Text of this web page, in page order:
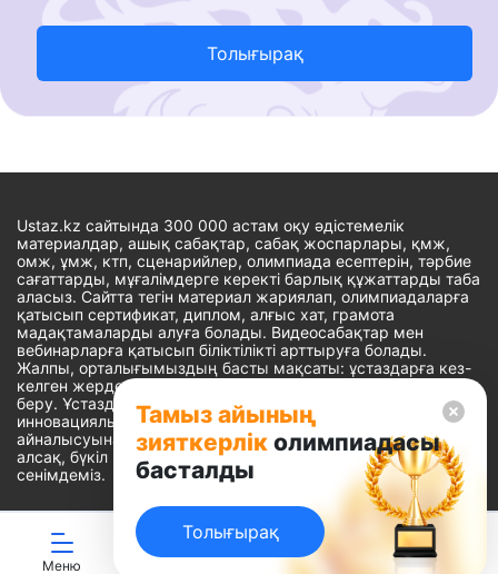
Тамыз айының
зияткерлік олимпиадасы
басталды
Толығырақ
Толығырақ
Меню Ойындар Дайын ҚМЖ
Ustaz.kz сайтында 300 000 астам оқу әдістемелік
материалдар, ашық сабақтар, сабақ жоспарлары, қмж,
омж, ұмж, ктп, сценарийлер, олимпиада есептерін, тәрбие
сағаттарды, мұғалімдерге керекті барлық құжаттарды таба
аласыз. Сайтта тегін материал жариялап, олимпиадаларға
қатысып сертификат, диплом, алғыс хат, грамота
мадақтамаларды алуға болады. Видеосабақтар мен
вебинарларға қатысып біліктілікті арттыруға болады.
Жалпы, орталығымыздың басты мақсаты: ұстаздарға кез-
келген жерде, кез-келген уақытта білім алуына мүмкіндік
беру. Ұстаздардың барлық өзекті мәселелеріне
инновациялық шешім тауып, шығармашылық жұмыспен
айналысуына уақыт сыйлау. «Ұстаздарға сапалы білім бере
алсақ, бүкіл Қазақ еліне білім бере аламыз» - деген
сенімдеміз.
Сайт Peaksoft веб-студиясында жасалған - Peaksoft.kz